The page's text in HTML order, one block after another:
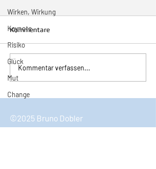
Wirken, Wirkung
Keynote
Risiko
Glück
Mut
Change
Inspiration zur Woche
11/2024
Kommentare
Kommentar verfassen...
©2025 Bruno Dobler